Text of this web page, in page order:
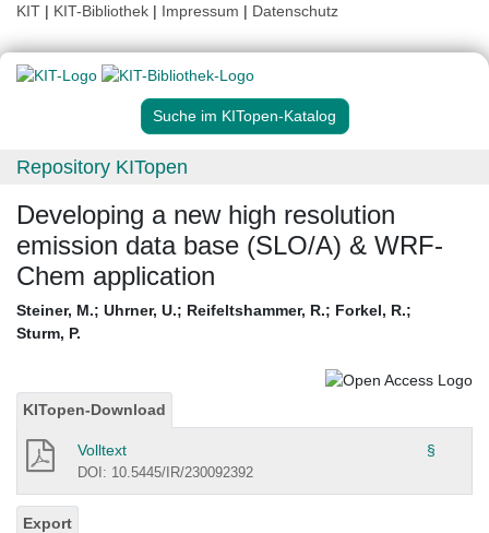
KIT | KIT-Bibliothek | Impressum | Datenschutz
Suche im KITopen-Katalog
Repository KITopen
Developing a new high resolution
emission data base (SLO/A) & WRF-
Chem application
Steiner, M.; Uhrner, U.; Reifeltshammer, R.; Forkel, R.;
Sturm, P.
KITopen-Download
Volltext §
DOI: 10.5445/IR/230092392
Export